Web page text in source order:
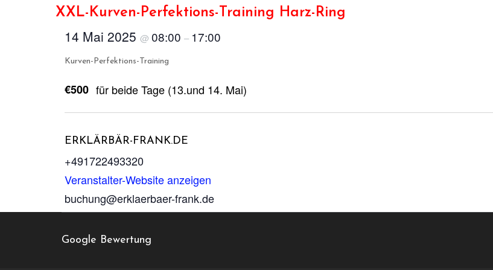
XXL-Kurven-Perfektions-Training Harz-Ring
14 Mai 2025 @ 08:00 – 17:00
Kurven-Perfektions-Training
€500 für beide Tage (13.und 14. Mai)
ERKLÄRBÄR-FRANK.DE
+491722493320
Veranstalter-Website anzeigen
buchung@erklaerbaer-frank.de
Google Bewertung